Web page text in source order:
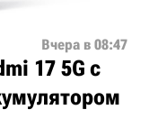
Вчера в 08:47
17 5G с